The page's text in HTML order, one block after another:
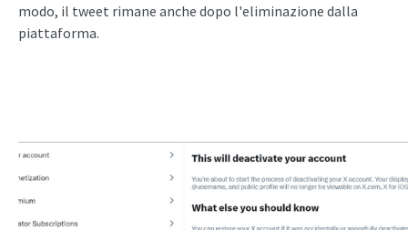
modo, il tweet rimane anche dopo l'eliminazione dalla
piattaforma.